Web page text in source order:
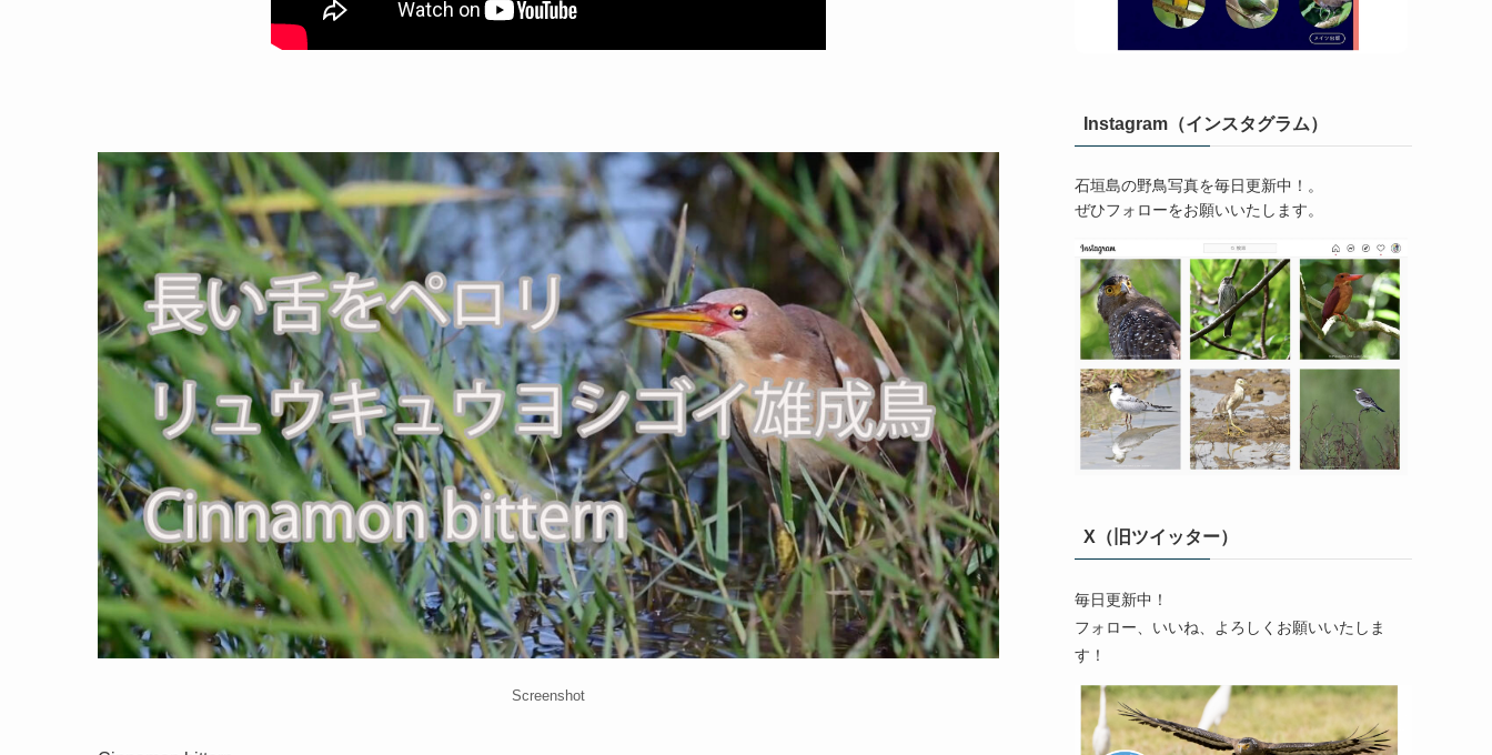
Screenshot
Instagram（インスタグラム）
石垣島の野鳥写真を毎日更新中！。
ぜひフォローをお願いいたします。
X（旧ツイッター）
毎日更新中！
フォロー、いいね、よろしくお願いいたしま
す！